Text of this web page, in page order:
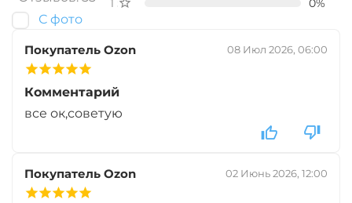
+
Вкус:
1 звезда 0%
С фото
Покупатель Ozon 08 Июл 2026, 06:00
Комментарий
все ок,советую
Покупатель Ozon 02 Июнь 2026, 12:00